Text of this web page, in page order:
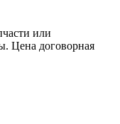
или
Цена договорная